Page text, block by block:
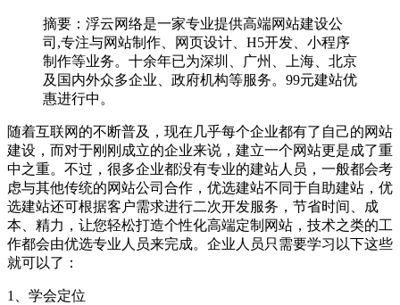
摘要：浮云网络是一家专业提供高端网站建设公
司,专注与网站制作、网页设计、H5开发、小程序
制作等业务。十余年已为深圳、广州、上海、北京
及国内外众多企业、政府机构等服务。99元建站优
惠进行中。
随着互联网的不断普及，现在几乎每个企业都有了自己的网站
建设，而对于刚刚成立的企业来说，建立一个网站更是成了重
中之重。不过，很多企业都没有专业的建站人员，一般都会考
虑与其他传统的网站公司合作，优选建站不同于自助建站，优
选建站还可根据客户需求进行二次开发服务，节省时间、成
本、精力，让您轻松打造个性化高端定制网站，技术之类的工
作都会由优选专业人员来完成。企业人员只需要学习以下这些
就可以了：
1、学会定位